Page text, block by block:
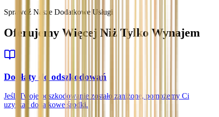
Sprawdź Nasze Dodatkowe Usługi
Oferujemy Więcej Niż Tylko Wynajem
Dopłaty do odszkodowań
Jeśli Twoje odszkodowanie zostało zaniżone, pomożemy Ci
uzyskać dodatkowe środki.